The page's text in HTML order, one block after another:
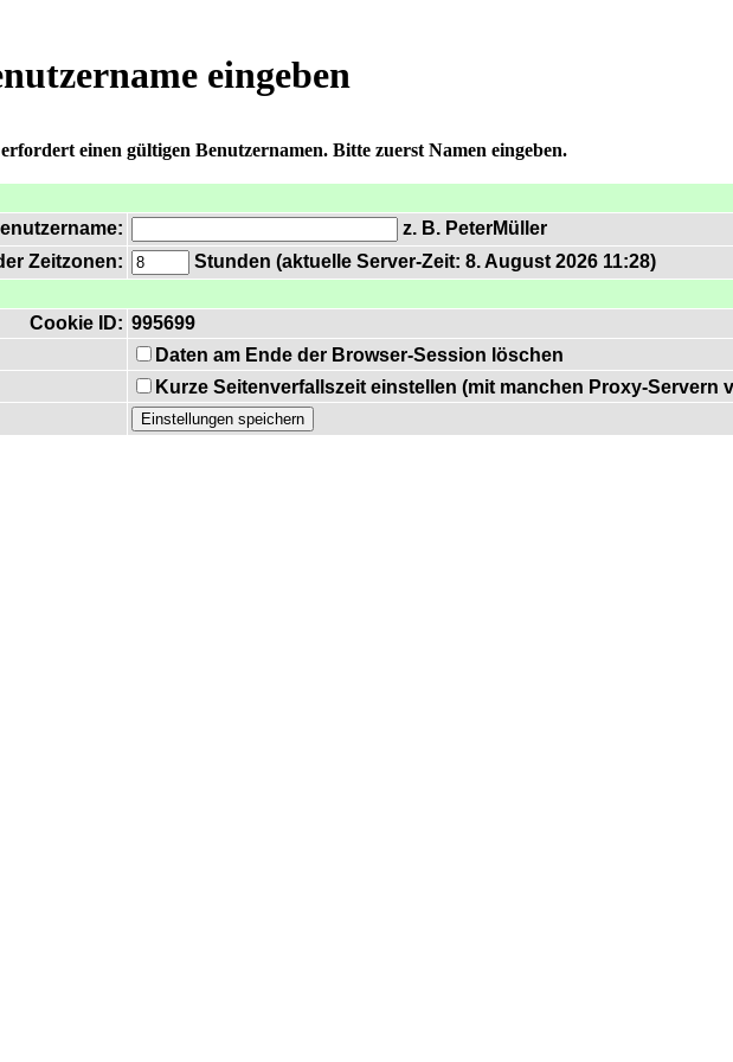
eingeben
einen gültigen Benutzernamen. Bitte zuerst Namen eingeben.
z. B. PeterMüller
Zeitzonen:
Stunden (aktuelle Server-Zeit: 8. August 2026 11:28)
Cookie ID: 995699
Daten am Ende der Browser-Session löschen
Kurze Seitenverfallszeit einstellen (mit manchen Proxy-Servern